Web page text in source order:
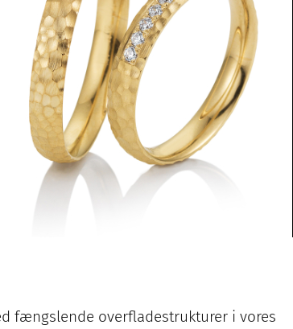
fængslende overfladestrukturer i vores